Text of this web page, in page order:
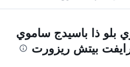
بلو ذا باسيدج ساموي
بيتش ريزورت